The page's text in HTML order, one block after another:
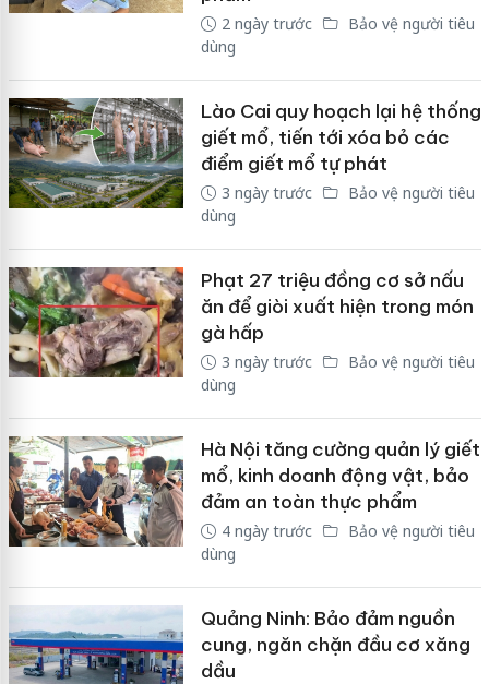
2 ngày trước
Bảo vệ người tiêu
dùng
Lào Cai quy hoạch lại hệ thống
giết mổ, tiến tới xóa bỏ các
điểm giết mổ tự phát
3 ngày trước
Bảo vệ người tiêu
dùng
Phạt 27 triệu đồng cơ sở nấu
ăn để giòi xuất hiện trong món
gà hấp
3 ngày trước
Bảo vệ người tiêu
dùng
Hà Nội tăng cường quản lý giết
mổ, kinh doanh động vật, bảo
đảm an toàn thực phẩm
4 ngày trước
Bảo vệ người tiêu
dùng
Quảng Ninh: Bảo đảm nguồn
cung, ngăn chặn đầu cơ xăng
dầu